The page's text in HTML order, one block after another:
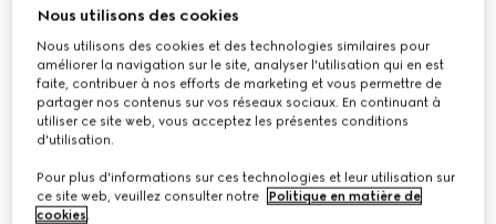
À personnaliser avec vos initiales
Portefeuille bicolore GG Marmont petit format
€ 530
Déclinaisons cuir taupe foncé
Nous utilisons des cookies
Nous utilisons des cookies et des technologies similaires pour
améliorer la navigation sur le site, analyser l'utilisation qui en est
faite, contribuer à nos efforts de marketing et vous permettre de
partager nos contenus sur vos réseaux sociaux. En continuant à
utiliser ce site web, vous acceptez les présentes conditions
d'utilisation.
Pour plus d'informations sur ces technologies et leur utilisation sur
ce site web, veuillez consulter notre
Politique en matière de
cookies.